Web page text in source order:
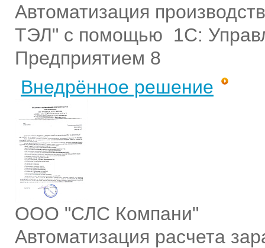
Автоматизация
ТЭЛ" с помощью 1С:
Предприятием 8
Внедрённое решение
ООО "СЛС Компани"
Автоматизация расчета